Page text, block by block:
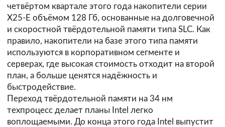
четвёртом квартале этого года накопители серии
X25-E объёмом 128 Гб, основанные на долговечной
и скоростной твёрдотельной памяти типа SLC. Как
правило, накопители на базе этого типа памяти
используются в корпоративном сегменте и
серверах, где высокая стоимость отходит на второй
план, а больше ценятся надёжность и
быстродействие.
Переход твёрдотельной памяти на 34 нм
техпроцесс делает планы Intel легко
воплощаемыми. До конца этого года Intel выпустит